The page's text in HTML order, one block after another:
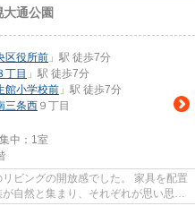
通公園
区役所前 」駅 徒歩7分
丁目 」駅 徒歩7分
館小学校前 」駅 徒歩7分
三条西 ９丁目
中： 1室
ビングの開放感でした。 家具を配置
自然と集まり、それぞれが思い思い